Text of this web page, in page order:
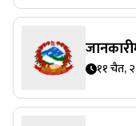
११ चैत,